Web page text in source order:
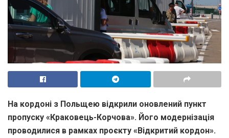
На кордоні з Польщею відкрили оновлений пункт
пропуску «Краковець-Корчова». Його модернізація
проводилися в рамках проєкту «Відкритий кордон».